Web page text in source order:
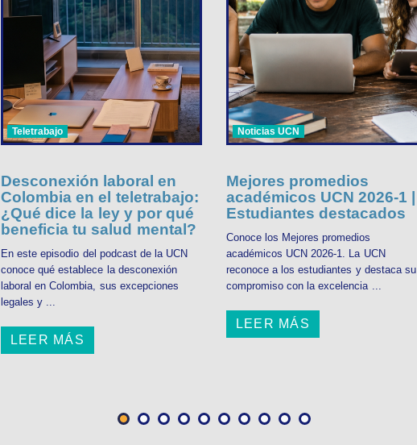
Teletrabajo
Desconexión laboral en
Colombia en el teletrabajo:
¿Qué dice la ley y por qué
beneficia tu salud mental?
En este episodio del podcast de la UCN
conoce qué establece la desconexión
laboral en Colombia, sus excepciones
legales y ...
LEER MÁS
Noticias UCN
Mejores promedios
académicos UCN 2026-1 |
Estudiantes destacados
Conoce los Mejores promedios
académicos UCN 2026-1. La UCN
reconoce a los estudiantes y destaca su
compromiso con la excelencia ...
LEER MÁS